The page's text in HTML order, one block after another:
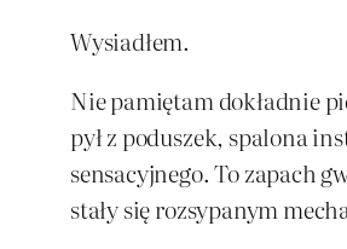
Wysiadłem.
Nie pamiętam dokładnie
pył z poduszek, spalona
sensacyjnego. To zapach
stały się rozsypanym